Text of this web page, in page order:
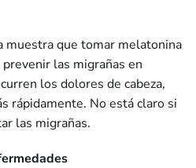
muestra que tomar melatonina
las migrañas en
los dolores de cabeza,
rápidamente. No está claro si
las migrañas.